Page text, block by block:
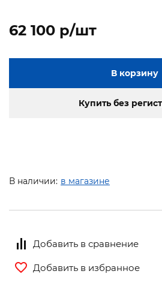
62 100 p/шт
В корзину
Купить без
В наличии: в магазине
Добавить в сравнение
Добавить в избранное